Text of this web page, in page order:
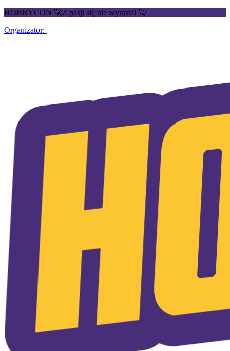
HOBBYCON 🚀Z pasji się nie wyrasta! 🚀
Organizator: